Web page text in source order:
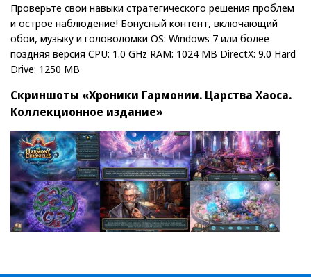
Проверьте свои навыки стратегического решения проблем
и острое наблюдение! Бонусный контент, включающий
обои, музыку и головоломки OS: Windows 7 или более
поздняя версия CPU: 1.0 GHz RAM: 1024 MB DirectX: 9.0 Hard
Drive: 1250 MB
Скриншоты «Хроники Гармонии. Царства Хаоса.
Коллекционное издание»